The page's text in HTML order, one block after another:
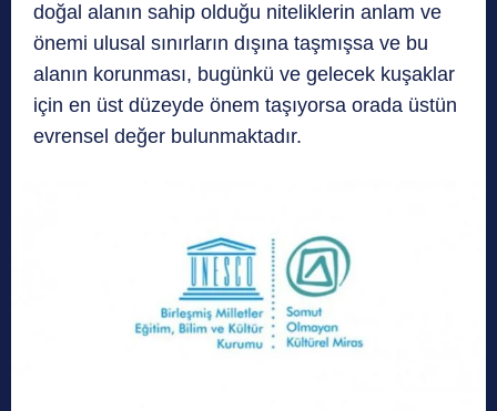
doğal alanın sahip olduğu niteliklerin anlam ve
önemi ulusal sınırların dışına taşmışsa ve bu
alanın korunması, bugünkü ve gelecek kuşaklar
için en üst düzeyde önem taşıyorsa orada üstün
evrensel değer bulunmaktadır.